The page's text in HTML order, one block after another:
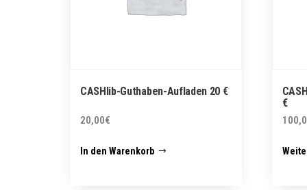
CASHlib-Guthaben-Aufladen 20 €
20,00€
In den Warenkorb
€